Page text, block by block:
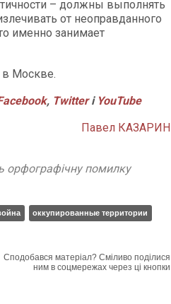
– должны выполнять
от неоправданного
именно занимает
в Москве.
, Twitter і YouTube
Павел КАЗАРИН
орфографічну помилку
оккупированные территории
Сподобався матеріал? Сміливо поділися
ним в соцмережах через ці кнопки